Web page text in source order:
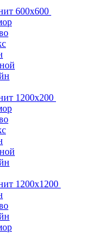
600х600
1200x200
1200x1200